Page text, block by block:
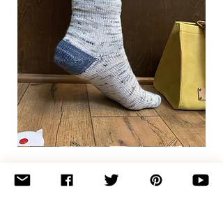
Basic
Socks
Join the newsletter